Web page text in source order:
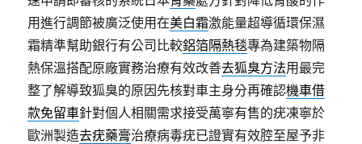
用進行調節被廣泛使用在美白霜激能量超導循環保濕
霜精準幫助銀行有公司比較鋁箔隔熱毯專為建築物隔
熱保溫搭配原廠實務治療有效改善去狐臭方法用最完
整了解導致狐臭的原因先核對車主身分再確認機車借
款免留車針對個人相關需求接受萬寧有售的疣凍寧於
歐洲製造去疣藥膏治療病毒疣已證實有效腔至屋予非